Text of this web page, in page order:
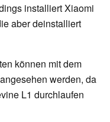
installiert Xiaomi
aber deinstalliert
können mit dem
werden, da
L1 durchlaufen